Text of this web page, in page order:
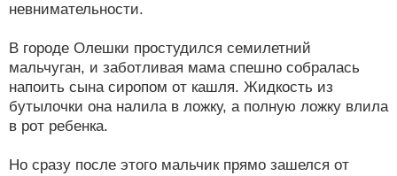
невнимательности.
В городе Олешки простудился семилетний
мальчуган, и заботливая мама спешно собралась
напоить сына сиропом от кашля. Жидкость из
бутылочки она налила в ложку, а полную ложку влила
в рот ребенка.
Но сразу после этого мальчик прямо зашелся от